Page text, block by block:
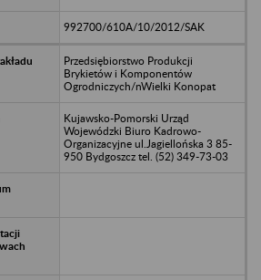
992700/610A/10/2012/SAK
Przedsiębiorstwo Produkcji
Brykietów i Komponentów
Ogrodniczych/nWielki Konopat
Kujawsko-Pomorski Urząd
Wojewódzki Biuro Kadrowo-
Organizacyjne ul.Jagiellońska 3 85-
950 Bydgoszcz tel. (52) 349-73-03